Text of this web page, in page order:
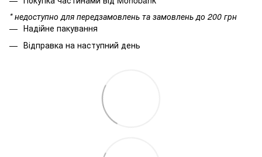
* недоступно для передзамовлень та замовлень до 200 грн
Надійне пакування
Відправка на наступний день